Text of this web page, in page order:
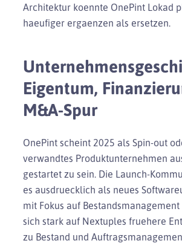
Architektur koennte OnePint Lokad
haeufiger ergaenzen als ersetzen.
Eigentum,
M&A-Spur
OnePint scheint 2025 als Spin-out
verwandtes Produktunternehmen
gestartet zu sein. Die Launch-
es ausdruecklich als neues
mit Fokus auf
sich stark auf Nextuples fruehere
zu Bestand und